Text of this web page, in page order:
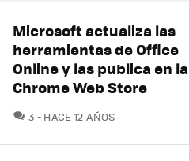
Microsoft actualiza las
herramientas de Office
Online y las publica en la
Chrome Web Store
3 COMENTARIOS
HACE 12 AÑOS